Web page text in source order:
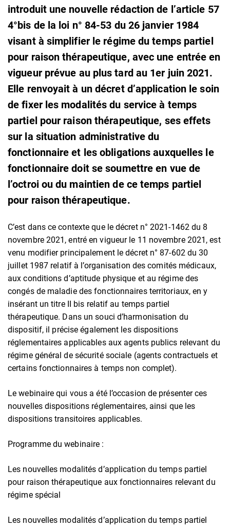
introduit une nouvelle rédaction de l’article 57
4°bis de la loi n° 84-53 du 26 janvier 1984
visant à simplifier le régime du temps partiel
pour raison thérapeutique, avec une entrée en
vigueur prévue au plus tard au 1er juin 2021.
Elle renvoyait à un décret d’application le soin
de fixer les modalités du service à temps
partiel pour raison thérapeutique, ses effets
sur la situation administrative du
fonctionnaire et les obligations auxquelles le
fonctionnaire doit se soumettre en vue de
l’octroi ou du maintien de ce temps partiel
pour raison thérapeutique.
C’est dans ce contexte que le décret n° 2021-1462 du 8
novembre 2021, entré en vigueur le 11 novembre 2021, est
venu modifier principalement le décret n° 87-602 du 30
juillet 1987 relatif à l’organisation des comités médicaux,
aux conditions d’aptitude physique et au régime des
congés de maladie des fonctionnaires territoriaux, en y
insérant un titre II bis relatif au temps partiel
thérapeutique. Dans un souci d’harmonisation du
dispositif, il précise également les dispositions
réglementaires applicables aux agents publics relevant du
régime général de sécurité sociale (agents contractuels et
certains fonctionnaires à temps non complet).
Le webinaire qui vous a été l’occasion de présenter ces
nouvelles dispositions réglementaires, ainsi que les
dispositions transitoires applicables.
Programme du webinaire :
Les nouvelles modalités d’application du temps partiel
pour raison thérapeutique aux fonctionnaires relevant du
régime spécial
Les nouvelles modalités d’application du temps partiel